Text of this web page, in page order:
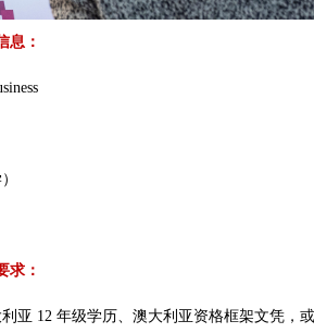
息：
求：
亚 12 年级学历、澳大利亚资格框架文凭